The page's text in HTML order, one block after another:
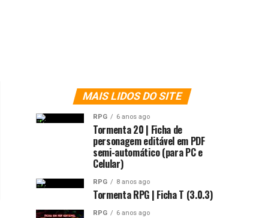
MAIS LIDOS DO SITE
RPG 6 anos ago
Tormenta 20 | Ficha de
personagem editável em PDF
semi-automático (para PC e
Celular)
RPG 8 anos ago
Tormenta RPG | Ficha T (3.0.3)
RPG 6 anos ago